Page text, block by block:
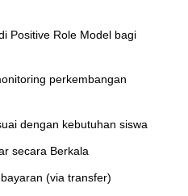
Positive Role Model bagi
perkembangan
dengan kebutuhan siswa
secara Berkala
(via transfer)